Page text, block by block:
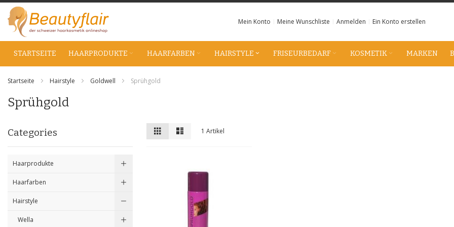
Zum
Inhalt
Mein Konto Meine Wunschliste Anmelden Ein Konto erstellen
STARTSEITE HAARPRODUKTE HAARFARBEN HAIRSTYLE FRISEURBEDARF KOSMETIK MARKEN
Startseite Hairstyle Goldwell Sprühgold
Sprühgold
Anzeigen
als
1 Artikel
Categories
Haarprodukte
Haarfarben
Hairstyle
Wella